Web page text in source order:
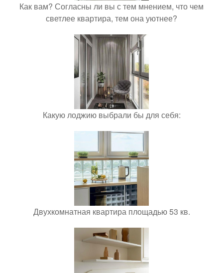
Как вам? Согласны ли вы с тем мнением, что чем
светлее квартира, тем она уютнее?
Какую лоджию выбрали бы для себя:
Двухкомнатная квартира площадью 53 кв.